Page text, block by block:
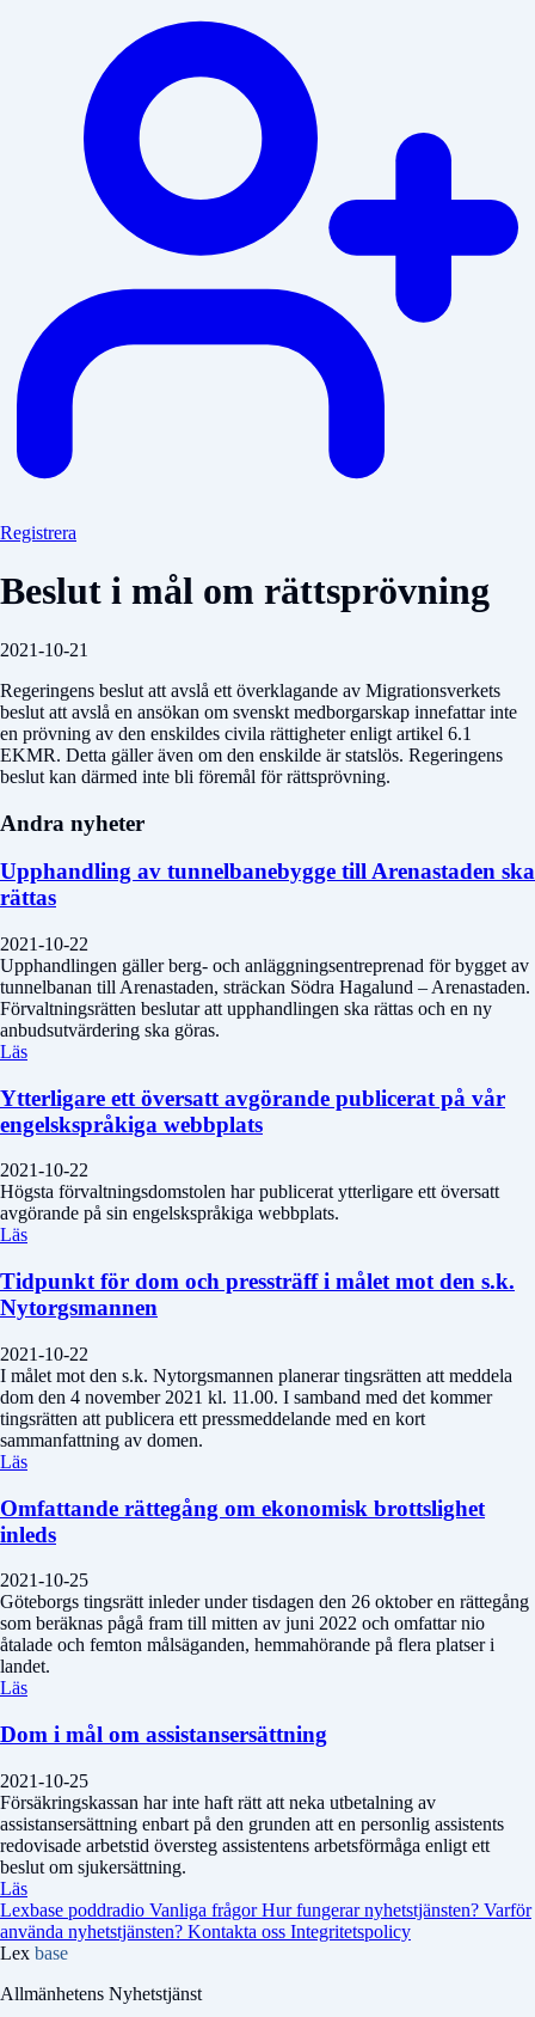
Registrera
Beslut i mål om rättsprövning
2021-10-21
Regeringens beslut att avslå ett överklagande av Migrationsverkets
beslut att avslå en ansökan om svenskt medborgarskap innefattar inte
en prövning av den enskildes civila rättigheter enligt artikel 6.1
EKMR. Detta gäller även om den enskilde är statslös. Regeringens
beslut kan därmed inte bli föremål för rättsprövning.
Andra nyheter
Upphandling av tunnelbanebygge till Arenastaden ska
rättas
2021-10-22
Upphandlingen gäller berg- och anläggningsentreprenad för bygget av
tunnelbanan till Arenastaden, sträckan Södra Hagalund – Arenastaden.
Förvaltningsrätten beslutar att upphandlingen ska rättas och en ny
anbudsutvärdering ska göras.
Läs
Ytterligare ett översatt avgörande publicerat på vår
engelskspråkiga webbplats
2021-10-22
Högsta förvaltningsdomstolen har publicerat ytterligare ett översatt
avgörande på sin engelskspråkiga webbplats.
Läs
Tidpunkt för dom och pressträff i målet mot den s.k.
Nytorgsmannen
2021-10-22
I målet mot den s.k. Nytorgsmannen planerar tingsrätten att meddela
dom den 4 november 2021 kl. 11.00. I samband med det kommer
tingsrätten att publicera ett pressmeddelande med en kort
sammanfattning av domen.
Läs
Omfattande rättegång om ekonomisk brottslighet
inleds
2021-10-25
Göteborgs tingsrätt inleder under tisdagen den 26 oktober en rättegång
som beräknas pågå fram till mitten av juni 2022 och omfattar nio
åtalade och femton målsäganden, hemmahörande på flera platser i
landet.
Läs
Dom i mål om assistansersättning
2021-10-25
Försäkringskassan har inte haft rätt att neka utbetalning av
assistansersättning enbart på den grunden att en personlig assistents
redovisade arbetstid översteg assistentens arbetsförmåga enligt ett
beslut om sjukersättning.
Läs
Lexbase poddradio Vanliga frågorHur fungerar nyhetstjänsten? Varför
använda nyhetstjänsten? Kontakta oss Integritetspolicy
Lex base
Allmänhetens Nyhetstjänst